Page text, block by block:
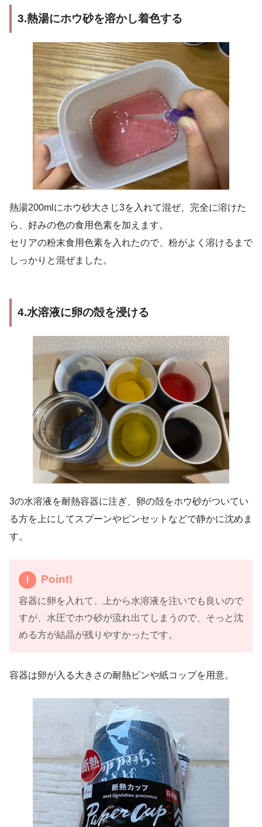
3.熱湯にホウ砂を溶かし着色する
熱湯200mlにホウ砂大さじ3を入れて混ぜ、完全に溶けた
ら、好みの色の食用色素を加えます。
セリアの粉末食用色素を入れたので、粉がよく溶けるまで
しっかりと混ぜました。
4.水溶液に卵の殻を浸ける
3の水溶液を耐熱容器に注ぎ、卵の殻をホウ砂がついてい
る方を上にしてスプーンやピンセットなどで静かに沈めま
す。
Point!
容器に卵を入れて、上から水溶液を注いでも良いので
すが、水圧でホウ砂が流れ出てしまうので、そっと沈
める方が結晶が残りやすかったです。
容器は卵が入る大きさの耐熱ビンや紙コップを用意。